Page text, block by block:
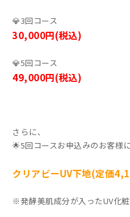
💎3回コース
30,000円(税込)
💎5回コース
49,000円(税込)
さらに、
🌟5回コースお申込みのお客様
クリアビーUV下地(定価
※発酵美肌成分が入ったUV化